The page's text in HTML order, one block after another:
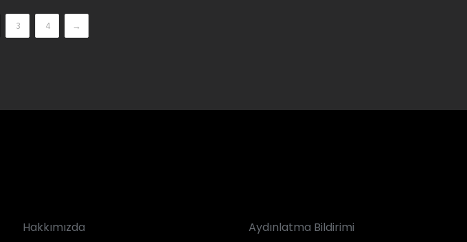
3 4 →
Hakkımızda
Aydınlatma Bildirimi